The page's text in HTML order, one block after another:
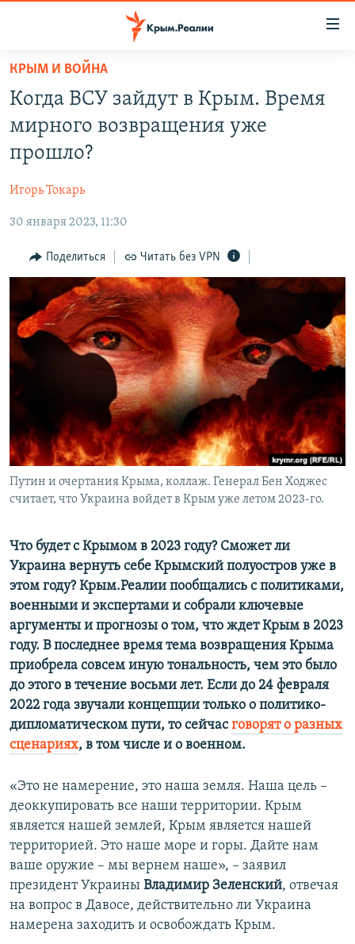
Вернуться
основному
содержанию
Вернутся
главной
навигации
Вернутся
поиску
СПЕЦПРОЕКТЫ
11 ЛЕТ ОККУПАЦИИ КРЫМА. 11 ИСТОРИЙ СОПРОТИВЛЕНИЯ
ВОДА
ЕЩЕ
ИНТЕРАКТИВ
ИНФОГРАФИКА
ТЕЛЕПРОЕКТ КРЫМ.РЕАЛИИ
СОВЕТЫ ПРАВОЗАЩИТНИКОВ
ПРОПАВШИЕ БЕЗ ВЕСТИ
ПОБЕДИТЕЛЕЙ НЕ СУДЯТ?
КРЫМ.НЕПОКОРЕННЫЙ
ELIFBE
УКРАИНСКАЯ ПРОБЛЕМА КРЫМА
РАДІО СВОБОДА
КАК ОБОЙТИ БЛОКИРОВКУ
Українською
Qırımtatar
ПРИСОЕДИНЯЙТЕСЬ!
Все сайты RFE/RL
КРЫМ И ВОЙНА
Когда ВСУ зайдут в Крым. Время
мирного возвращения уже
прошло?
Игорь Токарь
30 января 2023, 11:30
Поделиться Читать без VPN
Путин и очертания Крыма, коллаж. Генерал Бен Ходжес
считает, что Украина войдет в Крым уже летом 2023-го.
Что будет с Крымом в 2023 году? Сможет ли
Украина вернуть себе Крымский полуостров уже в
этом году? Крым.Реалии пообщались с политиками,
военными и экспертами и собрали ключевые
аргументы и прогнозы о том, что ждет Крым в 2023
году. В последнее время тема возвращения Крыма
приобрела совсем иную тональность, чем это было
до этого в течение восьми лет. Если до 24 февраля
2022 года звучали концепции только о политико-
дипломатическом пути, то сейчасговорят о разных
сценариях, в том числе и о военном.
«Это не намерение, это наша земля. Наша цель –
деоккупировать все наши территории. Крым
является нашей землей, Крым является нашей
территорией. Это наше море и горы. Дайте нам
ваше оружие – мы вернем наше», – заявил
президент Украины Владимир Зеленский, отвечая
на вопрос в Давосе, действительно ли Украина
намерена заходить и освобождать Крым.